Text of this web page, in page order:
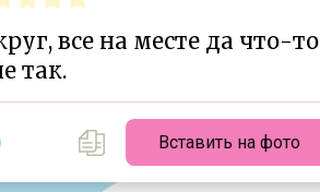
все на месте да что-то
так.
Вставить на фото